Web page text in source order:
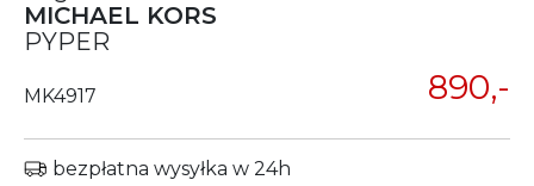
MICHAEL KORS
PYPER
MK4917 890,-
bezpłatna wysyłka w 24h